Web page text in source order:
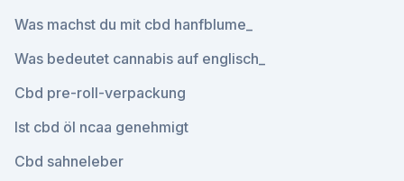
Was machst du mit cbd hanfblume_
Was bedeutet cannabis auf englisch_
Cbd pre-roll-verpackung
Ist cbd öl ncaa genehmigt
Cbd sahneleber